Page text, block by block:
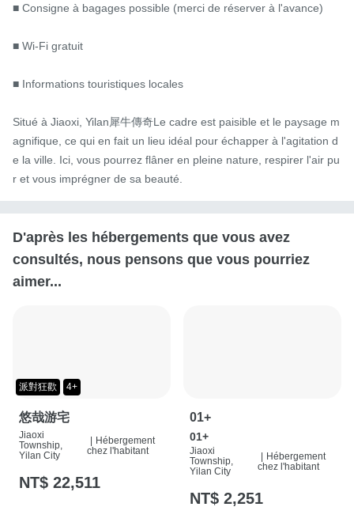
■ Consigne à bagages possible (merci de réserver à l'avance)
■ Wi-Fi gratuit
■ Informations touristiques locales
Situé à Jiaoxi, Yilan犀牛傳奇Le cadre est paisible et le paysage m
agnifique, ce qui en fait un lieu idéal pour échapper à l'agitation d
e la ville. Ici, vous pourrez flâner en pleine nature, respirer l'air pu
r et vous imprégner de sa beauté.
D'après les hébergements que vous avez
consultés, nous pensons que vous pourriez
aimer...
派對狂歡 4+
悠哉游宅
Jiaoxi
Township,
Yilan City
| Hébergement
chez l'habitant
NT$ 22,511
01+
01+
Jiaoxi
Township,
Yilan City
| Hébergement
chez l'habitant
NT$ 2,251